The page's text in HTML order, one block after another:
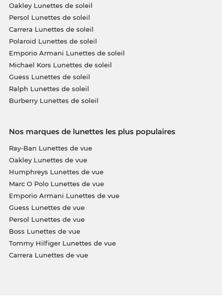
Oakley Lunettes de soleil
Persol Lunettes de soleil
Carrera Lunettes de soleil
Polaroid Lunettes de soleil
Emporio Armani Lunettes de soleil
Michael Kors Lunettes de soleil
Guess Lunettes de soleil
Ralph Lunettes de soleil
Burberry Lunettes de soleil
Nos marques de lunettes les plus populaires
Ray-Ban Lunettes de vue
Oakley Lunettes de vue
Humphreys Lunettes de vue
Marc O Polo Lunettes de vue
Emporio Armani Lunettes de vue
Guess Lunettes de vue
Persol Lunettes de vue
Boss Lunettes de vue
Tommy Hilfiger Lunettes de vue
Carrera Lunettes de vue